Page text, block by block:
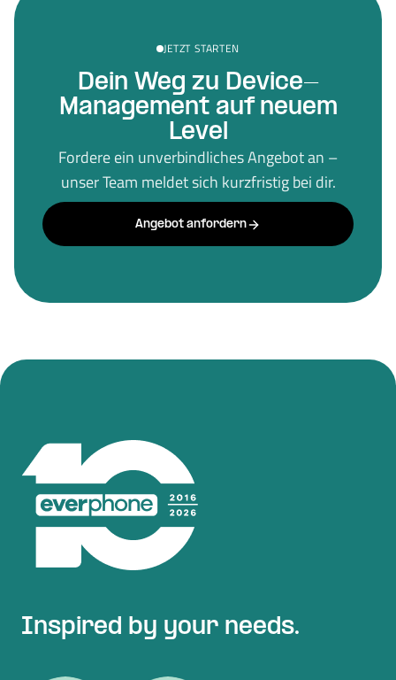
JETZT STARTEN
Dein Weg zu Device-
Management auf neuem
Level
Fordere ein unverbindliches Angebot an –
unser Team meldet sich kurzfristig bei dir.
Angebot anfordern
Inspired by your needs.